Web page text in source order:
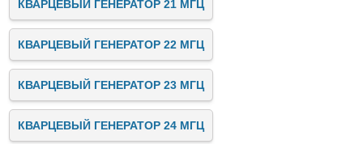
КВАРЦЕВЫЙ ГЕНЕРАТОР 21 МГЦ
КВАРЦЕВЫЙ ГЕНЕРАТОР 22 МГЦ
КВАРЦЕВЫЙ ГЕНЕРАТОР 23 МГЦ
КВАРЦЕВЫЙ ГЕНЕРАТОР 24 МГЦ